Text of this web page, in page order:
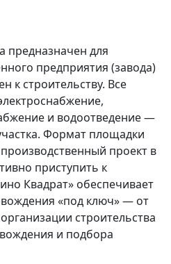
предназначен для
предприятия (завода)
к строительству. Все
и водоотведение —
Формат площадки
проект в
приступить к
Квадрат» обеспечивает
«под ключ» — от
строительства
и подбора